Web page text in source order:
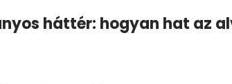
háttér: hogyan hat az